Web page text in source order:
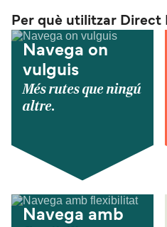
Per què utilitzar Direct
Navega on
vulguis
Més rutes que ningú
altre.
Navega amb